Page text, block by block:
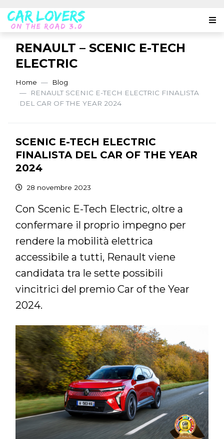
RENAULT – SCENIC E-TECH
ELECTRIC
Home
Blog
RENAULT SCENIC E-TECH ELECTRIC FINALISTA
DEL CAR OF THE YEAR 2024
SCENIC E-TECH ELECTRIC
FINALISTA DEL CAR OF THE YEAR
2024
28 novembre 2023
Con Scenic E-Tech Electric, oltre a
confermare il proprio impegno per
rendere la mobilità elettrica
accessibile a tutti, Renault viene
candidata tra le sette possibili
vincitrici del premio Car of the Year
2024.